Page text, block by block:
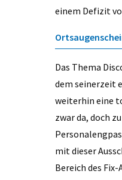
einem Defizit
Das Thema
dem seinerzeit
weiterhin eine
zwar da, doch
mit dieser
Bereich des